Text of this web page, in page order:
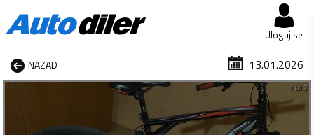
Uloguj se
NAZAD 13.01.2026
1 od 2